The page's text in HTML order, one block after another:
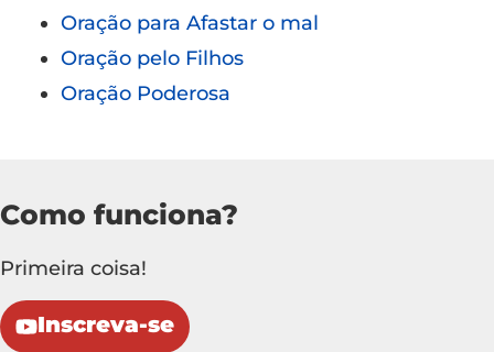
Oração para Afastar o mal
Oração pelo Filhos
Oração Poderosa
Como funciona?
Primeira coisa!
Inscreva-se